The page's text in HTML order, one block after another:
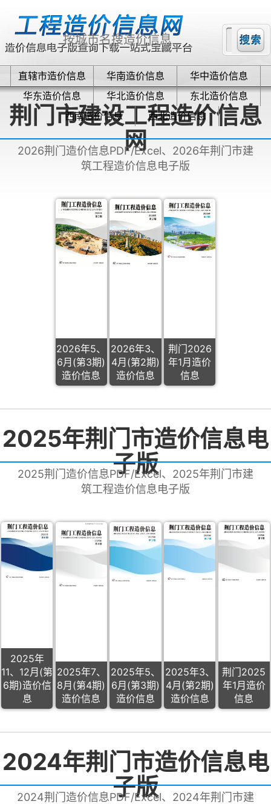
直辖市造价信息 华南造价信息
华中造价信息
华东造价信息
华北造价信息
东北造价信息
西南造价信息
西北造价信息
荆门市建设工程造价信息
网
2026荆门造价信息PDF/Excel、2026年荆门市建
筑工程造价信息电子版
2026年5、
6月(第3期)
造价信息
2026年3、
4月(第2期)
造价信息
荆门2026
年1月造价
信息
2025年荆门市造价信息电
子版
2025荆门造价信息PDF/Excel、2025年荆门市建
筑工程造价信息电子版
2025年
11、12月(第
6期)造价信
息
2025年7、
8月(第4期)
造价信息
2025年5、
6月(第3期)
造价信息
2025年3、
4月(第2期)
造价信息
荆门2025
年1月造价
信息
2024年荆门市造价信息电
子版
2024荆门造价信息PDF/Excel、2024年荆门市建